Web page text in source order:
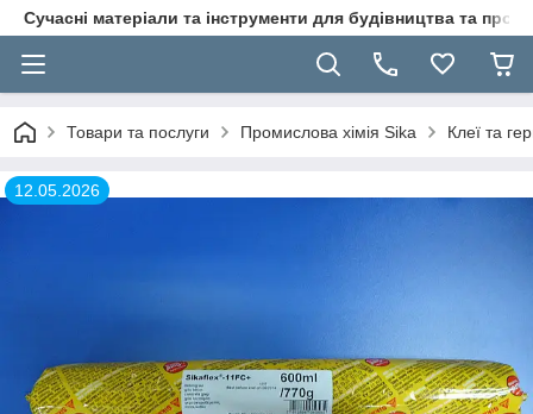
Сучасні матеріали та інструменти для будівництва та
Товари та послуги Промислова хімія Sika Клеї та
12.05.2026